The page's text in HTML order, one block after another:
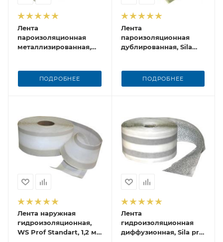
Лента
пароизоляционная
металлизированная,
ПОДРОБНЕЕ
Лента
пароизоляционная
дублированная, Sila
ПОДРОБНЕЕ
Лента наружная
гидроизоляционная,
WS Prof Standart, 1,2 мм
Лента
гидроизоляционная
диффузионная, Sila pro